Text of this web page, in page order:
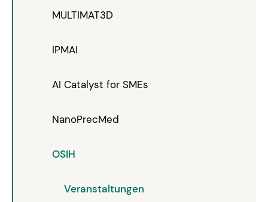
MULTIMAT3D
IPMAI
AI Catalyst for SMEs
NanoPrecMed
OSIH
Veranstaltungen